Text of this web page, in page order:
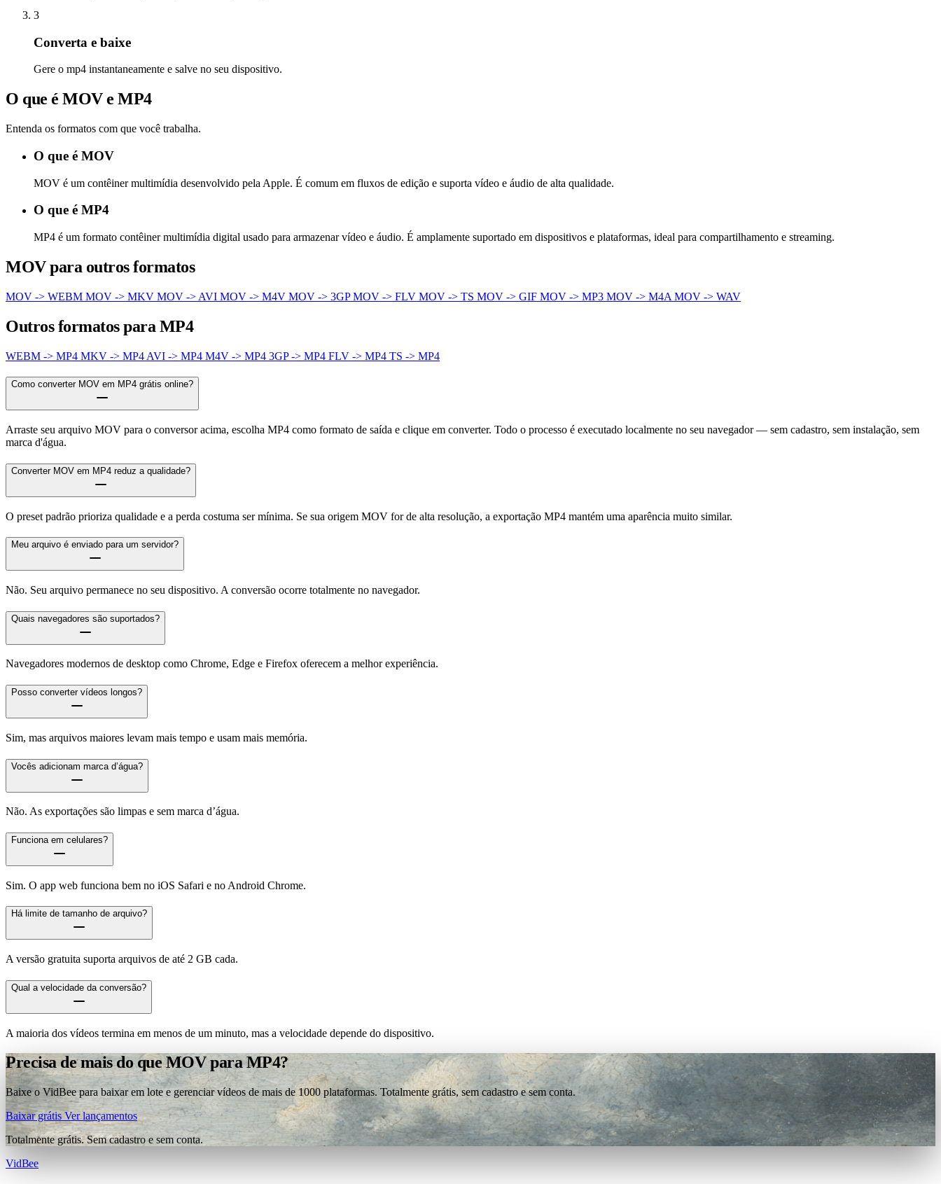
3
Converta e baixe
Gere o mp4 instantaneamente e salve no seu dispositivo.
O que é MOV e MP4
Entenda os formatos com que você trabalha.
O que é MOV
MOV é um contêiner multimídia desenvolvido pela Apple. É comum em fluxos de edição e suporta vídeo e áudio de alta qualidade.
O que é MP4
MP4 é um formato contêiner multimídia digital usado para armazenar vídeo e áudio. É amplamente suportado em dispositivos e plataformas, ideal para compartilhamento e streaming.
MOV para outros formatos
MOV -> WEBM MOV -> MKV MOV -> AVI MOV -> M4V MOV -> 3GPMOV -> FLV MOV -> TS MOV -> GIF MOV -> MP3 MOV -> M4A MOV -> WAV
Outros formatos para MP4
WEBM -> MP4 MKV -> MP4 AVI -> MP4 M4V -> MP4 3GP -> MP4 FLV -> MP4 TS -> MP4
Como converter MOV em MP4 grátis online?
Arraste seu arquivo MOV para o conversor acima, escolha MP4 como formato de saída e clique em converter. Todo o processo é executado localmente no seu navegador — sem cadastro, sem instalação, sem
marca d'água.
Converter MOV em MP4 reduz a qualidade?
O preset padrão prioriza qualidade e a perda costuma ser mínima. Se sua origem MOV for de alta resolução, a exportação MP4 mantém uma aparência muito similar.
Meu arquivo é enviado para um servidor?
Não. Seu arquivo permanece no seu dispositivo. A conversão ocorre totalmente no navegador.
Quais navegadores são suportados?
Navegadores modernos de desktop como Chrome, Edge e Firefox oferecem a melhor experiência.
Posso converter vídeos longos?
Sim, mas arquivos maiores levam mais tempo e usam mais memória.
Vocês adicionam marca d’água?
Não. As exportações são limpas e sem marca d’água.
Funciona em celulares?
Sim. O app web funciona bem no iOS Safari e no Android Chrome.
Há limite de tamanho de arquivo?
A versão gratuita suporta arquivos de até 2 GB cada.
Qual a velocidade da conversão?
A maioria dos vídeos termina em menos de um minuto, mas a velocidade depende do dispositivo.
Precisa de mais do que MOV para MP4?
Baixe o VidBee para baixar em lote e gerenciar vídeos de mais de 1000 plataformas. Totalmente grátis, sem cadastro e sem conta.
Baixar grátisVer lançamentos
Totalmente grátis. Sem cadastro e sem conta.
VidBee